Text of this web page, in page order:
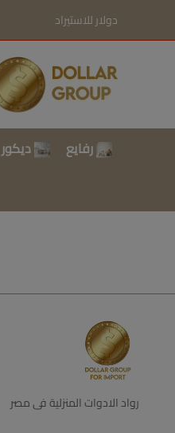
دولار للاستيراد
رفايع ديكور
رواد الادوات المنزلية فى مصر